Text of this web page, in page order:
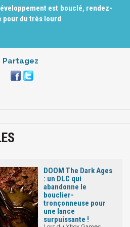
est bouclé, rendez-
pour du très lourd
Partagez
DOOM The Dark Ages
: un DLC qui
abandonne le
bouclier-
tronçonneuse pour
une lance
surpuissante !